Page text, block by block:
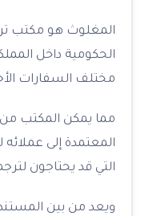
المغلوث هو مكتب
الحكومية داخل
مختلف السفارات
مما يمكن المكتب
المعتمدة إلى
التي قد يحتاجون
ويعد من بين